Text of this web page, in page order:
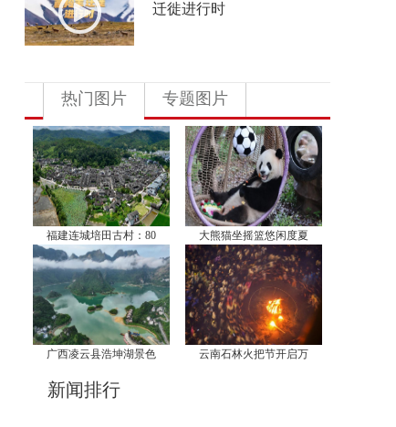
迁徙进行时
热门图片 专题图片
福建连城培田古村：80 大熊猫坐摇篮悠闲度夏
广西凌云县浩坤湖景色 云南石林火把节开启万
新闻排行